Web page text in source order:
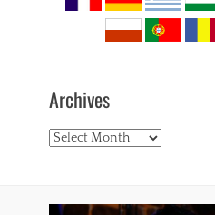
Archives
Archives